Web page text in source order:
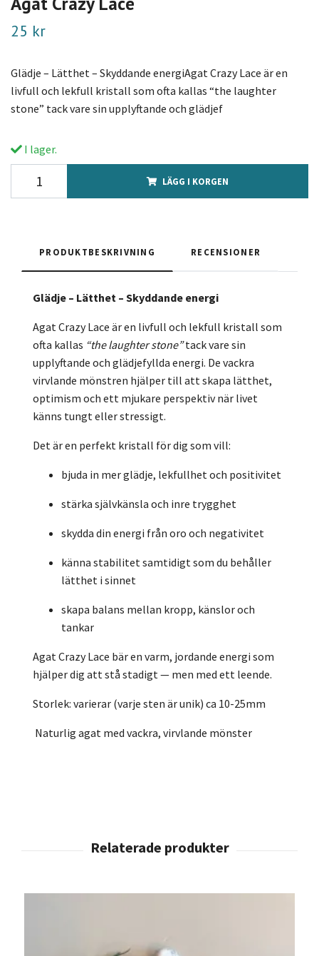
25 kr
Glädje – Lätthet – Skyddande energiAgat Crazy Lace är en
livfull och lekfull kristall som ofta kallas “the laughter
stone” tack vare sin upplyftande och glädjef
I lager.
LÄGG I KORGEN
PRODUKTBESKRIVNING RECENSIONER
Glädje – Lätthet – Skyddande energi
Agat Crazy Lace är en livfull och lekfull kristall som
ofta kallas “the laughter stone”tack vare sin
upplyftande och glädjefyllda energi. De vackra
virvlande mönstren hjälper till att skapa lätthet,
optimism och ett mjukare perspektiv när livet
känns tungt eller stressigt.
Det är en perfekt kristall för dig som vill:
bjuda in mer glädje, lekfullhet och positivitet
stärka självkänsla och inre trygghet
skydda din energi från oro och negativitet
känna stabilitet samtidigt som du behåller
lätthet i sinnet
skapa balans mellan kropp, känslor och
tankar
Agat Crazy Lace bär en varm, jordande energi som
hjälper dig att stå stadigt — men med ett leende.
Storlek: varierar (varje sten är unik) ca 10-25mm
Naturlig agat med vackra, virvlande mönster